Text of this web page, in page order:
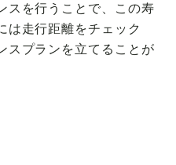
スを行うことで、この寿
は走行距離をチェック
スプランを立てることが